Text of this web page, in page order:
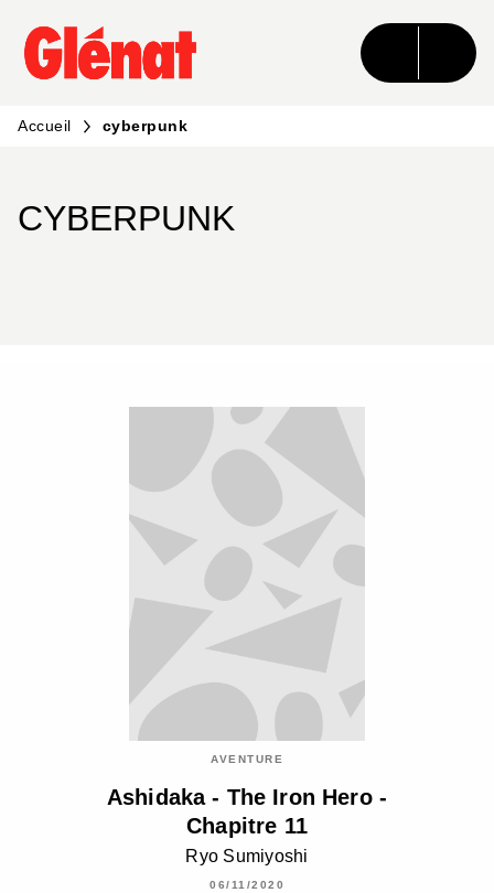
MENU RECHERCHE CONTENU
PIED DE PAGE
Accueil cyberpunk
CYBERPUNK
AVENTURE
Ashidaka - The Iron Hero -
Chapitre 11
Ryo Sumiyoshi
06/11/2020